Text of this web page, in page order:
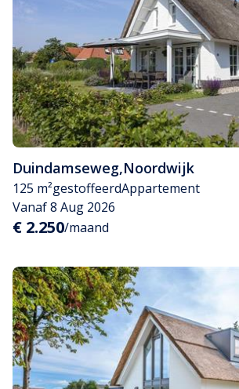
Duindamseweg,Noordwijk
125 m²gestoffeerdAppartement
Vanaf 8 Aug 2026
€ 2.250/maand